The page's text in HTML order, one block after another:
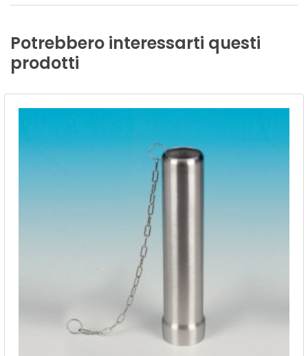
Potrebbero interessarti questi
prodotti